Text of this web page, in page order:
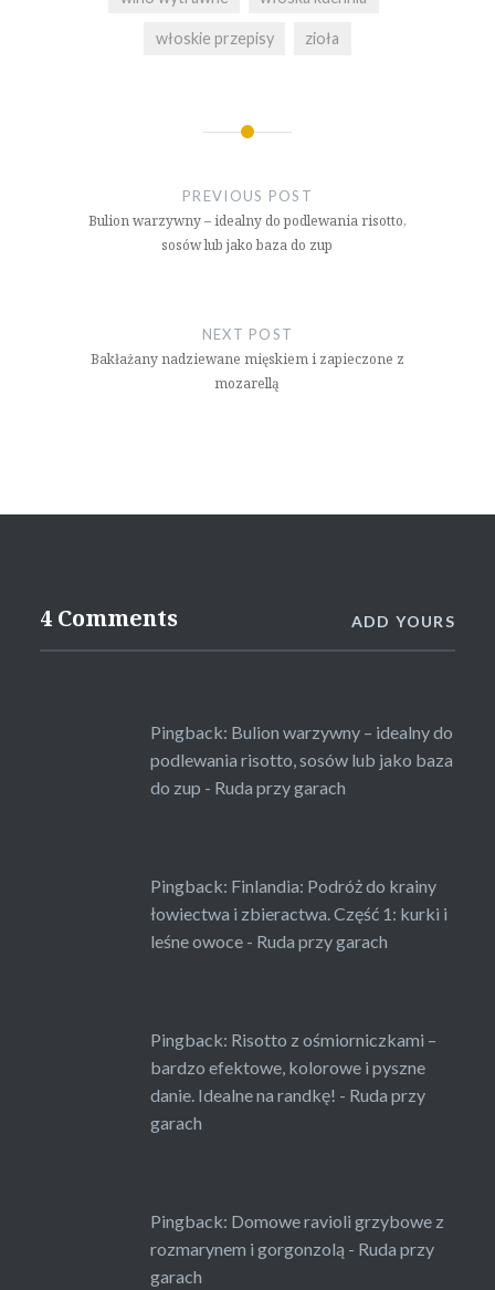
włoskie przepisy zioła
PREVIOUS POST
Bulion warzywny – idealny do podlewania risotto,
sosów lub jako baza do zup
NEXT POST
Bakłażany nadziewane mięskiem i zapieczone z
mozarellą
4 Comments ADD YOURS
Pingback: Bulion warzywny – idealny do
podlewania risotto, sosów lub jako baza
do zup - Ruda przy garach
Pingback: Finlandia: Podróż do krainy
łowiectwa i zbieractwa. Część 1: kurki i
leśne owoce - Ruda przy garach
Pingback: Risotto z ośmiorniczkami –
bardzo efektowe, kolorowe i pyszne
danie. Idealne na randkę! - Ruda przy
garach
Pingback: Domowe ravioli grzybowe z
rozmarynem i gorgonzolą - Ruda przy
garach